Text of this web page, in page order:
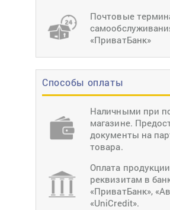
Почтовые
«ПриватБанк»
Способы оплаты
Наличными при
магазине.
документы на
товара.
Оплата
реквизитам в
«ПриватБанк»,
«UniCredit».